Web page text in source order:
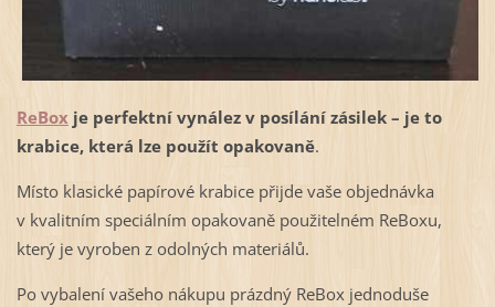
ReBoxje perfektní vynález v posílání zásilek – je to
krabice, která lze použít opakovaně.
Místo klasické papírové krabice přijde vaše objednávka
v kvalitním speciálním opakovaně použitelném ReBoxu,
který je vyroben z odolných materiálů.
Po vybalení vašeho nákupu prázdný ReBox jednoduše